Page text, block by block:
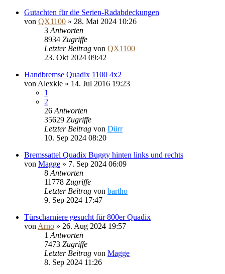
Gutachten für die Serien-Radabdeckungen
von QX1100 » 28. Mai 2024 10:26
3 Antworten
8934 Zugriffe
Letzter Beitrag von QX1100
23. Okt 2024 09:42
Handbremse Quadix 1100 4x2
von Alexkle » 14. Jul 2016 19:23
1
2
26 Antworten
35629 Zugriffe
Letzter Beitrag von Dürr
10. Sep 2024 08:20
Bremssattel Quadix Buggy hinten links und rechts
von Magge » 7. Sep 2024 06:09
8 Antworten
11778 Zugriffe
Letzter Beitrag von bartho
9. Sep 2024 17:47
Türscharniere gesucht für 800er Quadix
von Arno » 26. Aug 2024 19:57
1 Antworten
7473 Zugriffe
Letzter Beitrag von Magge
8. Sep 2024 11:26